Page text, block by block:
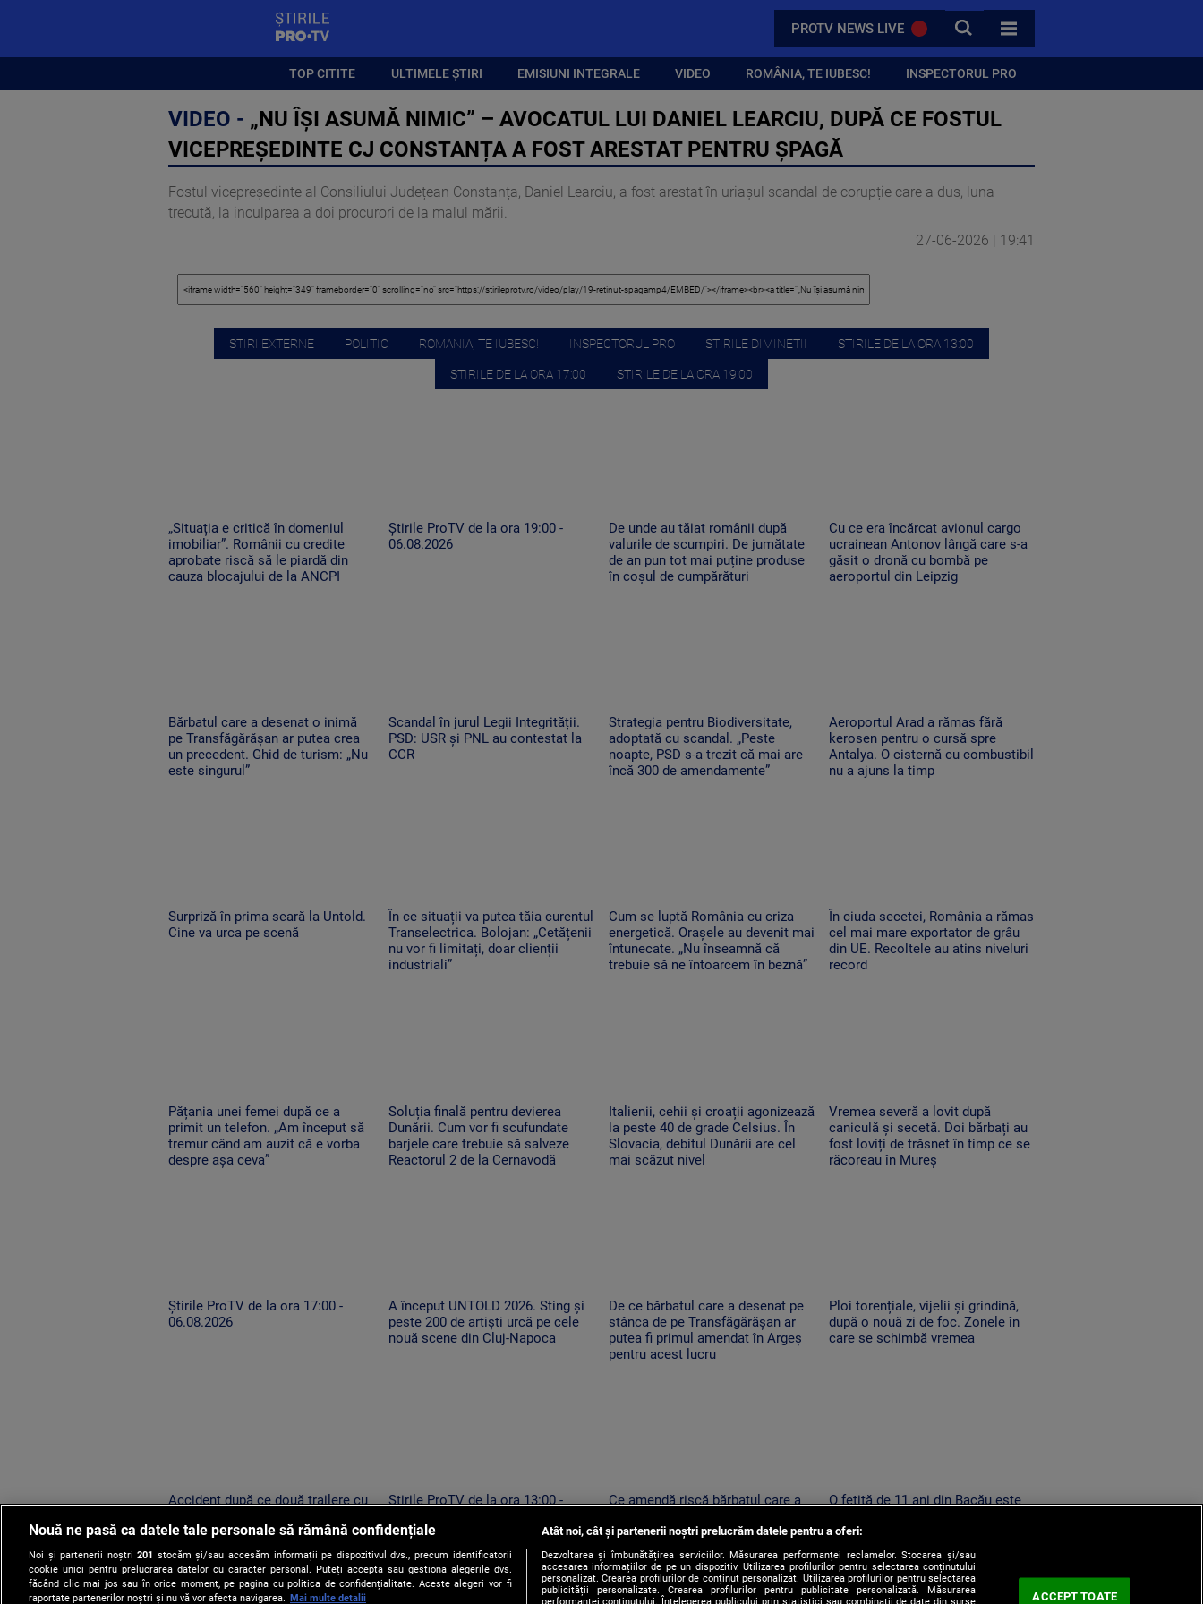
PROTV NEWS LIVE CAUTA
TOATE CATEGORIILE
TOP CITITE ULTIMELE ȘTIRI EMISIUNI INTEGRALE VIDEO ROMÂNIA, TE IUBESC! INSPECTORUL PRO
VIDEO - „NU ÎȘI ASUMĂ NIMIC” – AVOCATUL LUI DANIEL LEARCIU, DUPĂ CE FOSTUL
VICEPREȘEDINTE CJ CONSTANȚA A FOST ARESTAT PENTRU ȘPAGĂ
Fostul vicepreședinte al Consiliului Județean Constanța, Daniel Learciu, a fost arestat în uriașul scandal de corupție care a dus, luna
trecută, la inculparea a doi procurori de la malul mării.
27-06-2026 | 19:41
STIRI EXTERNE POLITIC ROMANIA, TE IUBESC! INSPECTORUL PRO STIRILE DIMINETII STIRILE DE LA ORA 13:00
STIRILE DE LA ORA 17:00 STIRILE DE LA ORA 19:00
„Situația e critică în domeniul
imobiliar”. Românii cu credite
aprobate riscă să le piardă din
cauza blocajului de la ANCPI
Știrile ProTV de la ora 19:00 -
06.08.2026
De unde au tăiat românii după
valurile de scumpiri. De jumătate
de an pun tot mai puține produse
în coșul de cumpărături
Cu ce era încărcat avionul cargo
ucrainean Antonov lângă care s-a
găsit o dronă cu bombă pe
aeroportul din Leipzig
Bărbatul care a desenat o inimă
pe Transfăgărășan ar putea crea
un precedent. Ghid de turism: „Nu
este singurul”
Scandal în jurul Legii Integrității.
PSD: USR și PNL au contestat la
CCR
Strategia pentru Biodiversitate,
adoptată cu scandal. „Peste
noapte, PSD s-a trezit că mai are
încă 300 de amendamente”
Aeroportul Arad a rămas fără
kerosen pentru o cursă spre
Antalya. O cisternă cu combustibil
nu a ajuns la timp
Surpriză în prima seară la Untold.
Cine va urca pe scenă
În ce situații va putea tăia curentul
Transelectrica. Bolojan: „Cetățenii
nu vor fi limitați, doar clienții
industriali”
Cum se luptă România cu criza
energetică. Orașele au devenit mai
întunecate. „Nu înseamnă că
trebuie să ne întoarcem în beznă”
În ciuda secetei, România a rămas
cel mai mare exportator de grâu
din UE. Recoltele au atins niveluri
record
Pățania unei femei după ce a
primit un telefon. „Am început să
tremur când am auzit că e vorba
despre așa ceva”
Soluția finală pentru devierea
Dunării. Cum vor fi scufundate
barjele care trebuie să salveze
Reactorul 2 de la Cernavodă
Italienii, cehii și croații agonizează
la peste 40 de grade Celsius. În
Slovacia, debitul Dunării are cel
mai scăzut nivel
Vremea severă a lovit după
caniculă și secetă. Doi bărbați au
fost loviți de trăsnet în timp ce se
răcoreau în Mureș
Știrile ProTV de la ora 17:00 -
06.08.2026
A început UNTOLD 2026. Sting și
peste 200 de artiști urcă pe cele
nouă scene din Cluj-Napoca
De ce bărbatul care a desenat pe
stânca de pe Transfăgărășan ar
putea fi primul amendat în Argeș
pentru acest lucru
Ploi torențiale, vijelii și grindină,
după o nouă zi de foc. Zonele în
care se schimbă vremea
Accident după ce două trailere cu
Un TIR condus de un șofer neatent
le-a lovit
Știrile ProTV de la ora 13:00 -
Ce amendă riscă bărbatul care a
Transfăgărășan. Ar putea fi obligat
să șteargă „opera”
O fetiță de 11 ani din Bacău este
jandarmi și pompieri, după ce a
dispărut de acasă
Nouă ne pasă ca datele tale personale să rămână confidențiale
Noi și partenerii noștri201 stocăm și/sau accesăm informații pe dispozitivul dvs., precum identificatorii
cookie unici pentru prelucrarea datelor cu caracter personal. Puteți accepta sau gestiona alegerile dvs.
făcând clic mai jos sau în orice moment, pe pagina cu politica de confidențialitate. Aceste alegeri vor fi
raportate partenerilor noștri și nu vă vor afecta navigarea.
Mai multe detalii
Atât noi, cât și partenerii noștri prelucrăm datele pentru a oferi:
Dezvoltarea și îmbunătățirea serviciilor. Măsurarea performanței reclamelor. Stocarea și/sau
accesarea informațiilor de pe un dispozitiv. Utilizarea profilurilor pentru selectarea conținutului
personalizat. Crearea profilurilor de conținut personalizat. Utilizarea profilurilor pentru selectarea
publicității personalizate. Crearea profilurilor pentru publicitate personalizată. Măsurarea
ACCEPT TOATE